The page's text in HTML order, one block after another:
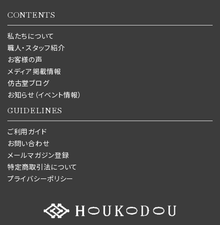
CONTENTS
私たちについて
職人・スタッフ紹介
お客様の声
メディア掲載情報
仿古堂ブログ
お知らせ（イベント情報）
GUIDELINES
ご利用ガイド
お問い合わせ
メールマガジン登録
特定商取引法について
プライバシーポリシー